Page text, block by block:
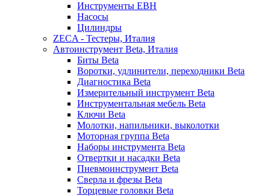
Инструменты EBH
Насосы
Цилиндры
ZECA - Тестеры, Италия
Автоинструмент Beta, Италия
Биты Beta
Воротки, удлинители, переходники Beta
Диагностика Beta
Измерительный инструмент Beta
Инструментальная мебель Beta
Ключи Beta
Молотки, напильники, выколотки
Моторная группа Beta
Наборы инструмента Beta
Отвертки и насадки Beta
Пневмоинструмент Beta
Сверла и фрезы Beta
Торцевые головки Beta